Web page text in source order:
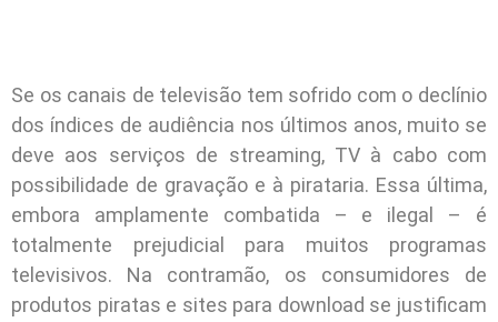
Se os canais de televisão tem sofrido com o declínio
dos índices de audiência nos últimos anos, muito se
deve aos serviços de streaming, TV à cabo com
possibilidade de gravação e à pirataria. Essa última,
embora amplamente combatida – e ilegal – é
totalmente prejudicial para muitos programas
televisivos. Na contramão, os consumidores de
produtos piratas e sites para download se justificam